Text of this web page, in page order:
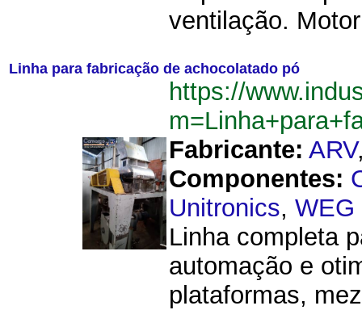
ventilação.
Linha para fabricação de achocolatado pó
https://
Fabricante: ARV
Componentes:
Unitronics, WEG
Linha completa
automação e
plataformas,